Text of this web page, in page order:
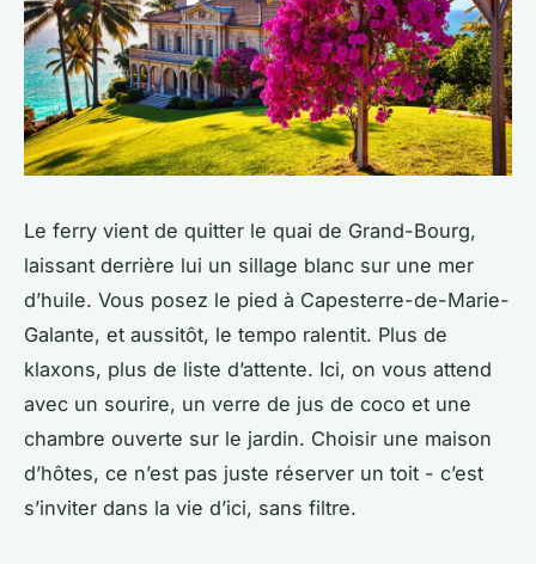
Le ferry vient de quitter le quai de Grand-Bourg,
laissant derrière lui un sillage blanc sur une mer
d’huile. Vous posez le pied à Capesterre-de-Marie-
Galante, et aussitôt, le tempo ralentit. Plus de
klaxons, plus de liste d’attente. Ici, on vous attend
avec un sourire, un verre de jus de coco et une
chambre ouverte sur le jardin. Choisir une maison
d’hôtes, ce n’est pas juste réserver un toit - c’est
s’inviter dans la vie d’ici, sans filtre.